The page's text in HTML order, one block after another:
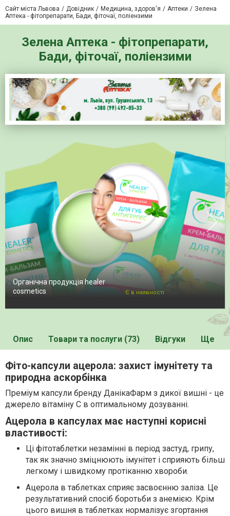
Сайт міста Львова Довідник Медицина, здоров'я Аптеки
Зелена
Аптека - фітопрепарати, Бади, фіточаї, поліензими
Зелена Аптека - фітопрепарати,
Бади, фіточаї, поліензими
Органічна продукція healer
cosmetics
Є в наявності
Опис Товари та послуги (73) Відгуки Ще
Фіто-капсули ацерола: захист імунітету та
природна аскорбінка
Преміум капсули бренду ДанікаФарм з дикої вишні - це
джерело вітаміну C в оптимальному дозуванні.
Ацерола в капсулах має наступні корисні
властивості:
Ці фітотаблетки незамінні в період застуд, грипу,
так як значно зміцнюють імунітет і сприяють більш
легкому і швидкому протіканню хвороби.
Ацерола в таблетках сприяє засвоєнню заліза. Це
результативний спосіб боротьби з анемією. Крім
цього вишня в таблетках нормалізує згортання